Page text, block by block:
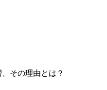
その理由とは？